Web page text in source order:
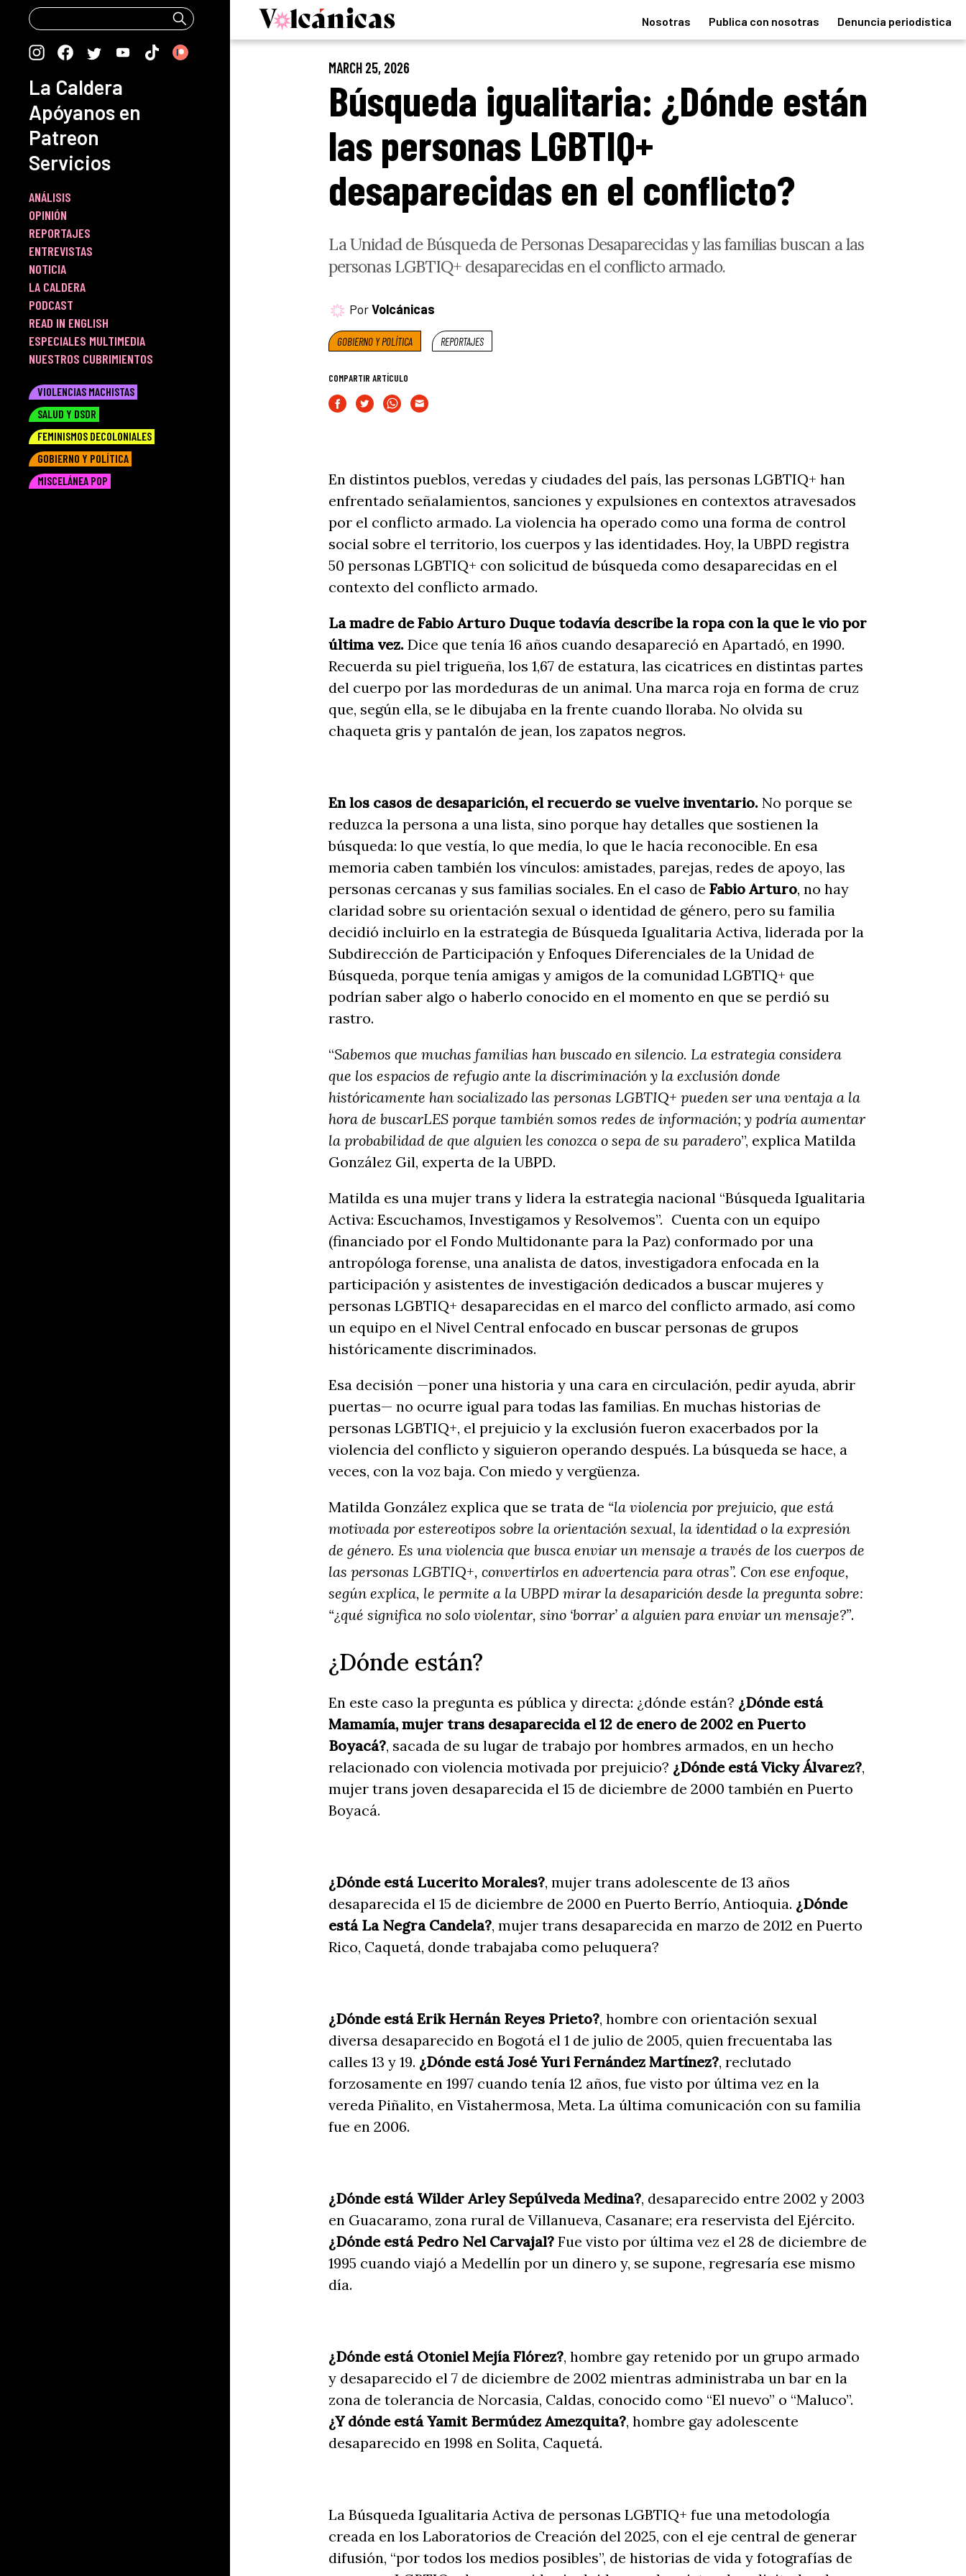
content
Nosotras Publica con nosotras Denuncia periodística
MARCH 25, 2026
Búsqueda igualitaria: ¿Dónde están
las personas LGBTIQ+
desaparecidas en el conflicto?
La Unidad de Búsqueda de Personas Desaparecidas y las familias buscan a las
personas LGBTIQ+ desaparecidas en el conflicto armado.
PorVolcánicas
GOBIERNO Y POLÍTICA REPORTAJES
COMPARTIR ARTÍCULO
En distintos pueblos, veredas y ciudades del país, las personas LGBTIQ+ han
enfrentado señalamientos, sanciones y expulsiones en contextos atravesados
por el conflicto armado. La violencia ha operado como una forma de control
social sobre el territorio, los cuerpos y las identidades. Hoy, la UBPD registra
50 personas LGBTIQ+ con solicitud de búsqueda como desaparecidas en el
contexto del conflicto armado.
La madre de Fabio Arturo Duque todavía describe la ropa con la que le vio por
última vez. Dice que tenía 16 años cuando desapareció en Apartadó, en 1990.
Recuerda su piel trigueña, los 1,67 de estatura, las cicatrices en distintas partes
del cuerpo por las mordeduras de un animal. Una marca roja en forma de cruz
que, según ella, se le dibujaba en la frente cuando lloraba. No olvida su
chaqueta gris y pantalón de jean, los zapatos negros.
En los casos de desaparición, el recuerdo se vuelve inventario. No porque se
reduzca la persona a una lista, sino porque hay detalles que sostienen la
búsqueda: lo que vestía, lo que medía, lo que le hacía reconocible. En esa
memoria caben también los vínculos: amistades, parejas, redes de apoyo, las
personas cercanas y sus familias sociales. En el caso de Fabio Arturo, no hay
claridad sobre su orientación sexual o identidad de género, pero su familia
decidió incluirlo en la estrategia de Búsqueda Igualitaria Activa, liderada por la
Subdirección de Participación y Enfoques Diferenciales de la Unidad de
Búsqueda, porque tenía amigas y amigos de la comunidad LGBTIQ+ que
podrían saber algo o haberlo conocido en el momento en que se perdió su
rastro.
“Sabemos que muchas familias han buscado en silencio. La estrategia considera
que los espacios de refugio ante la discriminación y la exclusión donde
históricamente han socializado las personas LGBTIQ+ pueden ser una ventaja a la
hora de buscarLES porque también somos redes de información; y podría aumentar
la probabilidad de que alguien les conozca o sepa de su paradero”, explica Matilda
González Gil, experta de la UBPD.
Matilda es una mujer trans y lidera la estrategia nacional “Búsqueda Igualitaria
Activa: Escuchamos, Investigamos y Resolvemos”. Cuenta con un equipo
(financiado por el Fondo Multidonante para la Paz) conformado por una
antropóloga forense, una analista de datos, investigadora enfocada en la
participación y asistentes de investigación dedicados a buscar mujeres y
personas LGBTIQ+ desaparecidas en el marco del conflicto armado, así como
un equipo en el Nivel Central enfocado en buscar personas de grupos
históricamente discriminados.
Esa decisión —poner una historia y una cara en circulación, pedir ayuda, abrir
puertas— no ocurre igual para todas las familias. En muchas historias de
personas LGBTIQ+, el prejuicio y la exclusión fueron exacerbados por la
violencia del conflicto y siguieron operando después. La búsqueda se hace, a
veces, con la voz baja. Con miedo y vergüenza.
Matilda González explica que se trata de “la violencia por prejuicio, que está
motivada por estereotipos sobre la orientación sexual, la identidad o la expresión
de género. Es una violencia que busca enviar un mensaje a través de los cuerpos de
las personas LGBTIQ+, convertirlos en advertencia para otras”. Con ese enfoque,
según explica, le permite a la UBPD mirar la desaparición desde la pregunta sobre:
“¿qué significa no solo violentar, sino ‘borrar’ a alguien para enviar un mensaje?”.
¿Dónde están?
En este caso la pregunta es pública y directa: ¿dónde están? ¿Dónde está
Mamamía, mujer trans desaparecida el 12 de enero de 2002 en Puerto
Boyacá?, sacada de su lugar de trabajo por hombres armados, en un hecho
relacionado con violencia motivada por prejuicio? ¿Dónde está Vicky Álvarez?,
mujer trans joven desaparecida el 15 de diciembre de 2000 también en Puerto
Boyacá.
¿Dónde está Lucerito Morales?, mujer trans adolescente de 13 años
desaparecida el 15 de diciembre de 2000 en Puerto Berrío, Antioquia. ¿Dónde
está La Negra Candela?, mujer trans desaparecida en marzo de 2012 en Puerto
Rico, Caquetá, donde trabajaba como peluquera?
¿Dónde está Erik Hernán Reyes Prieto?, hombre con orientación sexual
diversa desaparecido en Bogotá el 1 de julio de 2005, quien frecuentaba las
calles 13 y 19. ¿Dónde está José Yuri Fernández Martínez?, reclutado
forzosamente en 1997 cuando tenía 12 años, fue visto por última vez en la
vereda Piñalito, en Vistahermosa, Meta. La última comunicación con su familia
fue en 2006.
¿Dónde está Wilder Arley Sepúlveda Medina?, desaparecido entre 2002 y 2003
en Guacaramo, zona rural de Villanueva, Casanare; era reservista del Ejército.
¿Dónde está Pedro Nel Carvajal? Fue visto por última vez el 28 de diciembre de
1995 cuando viajó a Medellín por un dinero y, se supone, regresaría ese mismo
día.
¿Dónde está Otoniel Mejía Flórez?, hombre gay retenido por un grupo armado
y desaparecido el 7 de diciembre de 2002 mientras administraba un bar en la
zona de tolerancia de Norcasia, Caldas, conocido como “El nuevo” o “Maluco”.
¿Y dónde está Yamit Bermúdez Amezquita?, hombre gay adolescente
desaparecido en 1998 en Solita, Caquetá.
La Búsqueda Igualitaria Activa de personas LGBTIQ+ fue una metodología
creada en los Laboratorios de Creación del 2025, con el eje central de generar
difusión, “por todos los medios posibles”, de historias de vida y fotografías de
La Caldera
Apóyanos en
Patreon
Servicios
ANÁLISIS
OPINIÓN
REPORTAJES
ENTREVISTAS
NOTICIA
LA CALDERA
PODCAST
READ IN ENGLISH
ESPECIALES MULTIMEDIA
NUESTROS CUBRIMIENTOS
VIOLENCIAS MACHISTAS
SALUD Y DSDR
FEMINISMOS DECOLONIALES
GOBIERNO Y POLÍTICA
MISCELÁNEA POP